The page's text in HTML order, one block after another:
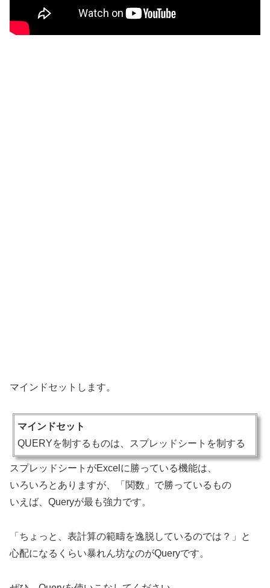
マインドセットします。
マインドセット
QUERYを制するものは、スプレッドシートを制する
スプレッドシートがExcelに勝っている機能は、
いろいろとありますが、「関数」で勝っているもの
いえば、Queryが最も強力です。
「ちょっと、表計算の範疇を逸脱しているのでは？」と
心配になるくらい暴れん坊なのがQueryです。